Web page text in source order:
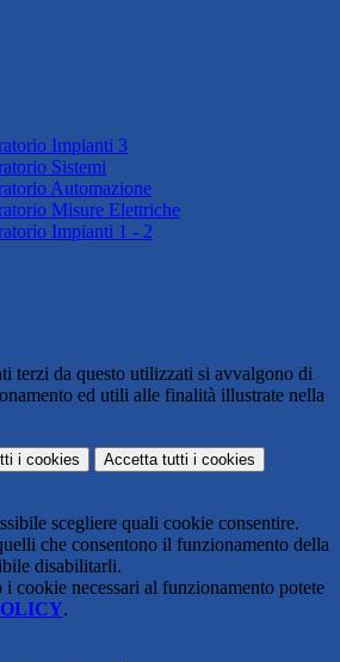
Impianti 3
Sistemi
Automazione
Misure Elettriche
Impianti 1 - 2
terzi da questo utilizzati si avvalgono di
ed utili alle finalità illustrate nella
i cookies Accetta tutti i cookies
scegliere quali cookie consentire.
che consentono il funzionamento della
disabilitarli.
i cookie necessari al funzionamento potete
.